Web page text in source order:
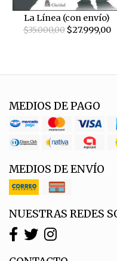
La Línea (con envío)
$35.000,00$27.999,00
MEDIOS DE PAGO
MEDIOS DE ENVÍO
NUESTRAS REDES